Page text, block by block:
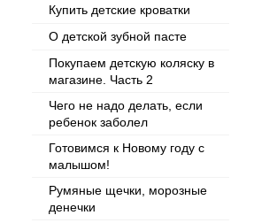
Купить детские кроватки
О детской зубной пасте
Покупаем детскую коляску в
магазине. Часть 2
Чего не надо делать, если
ребенок заболел
Готовимся к Новому году с
малышом!
Румяные щечки, морозные
денечки